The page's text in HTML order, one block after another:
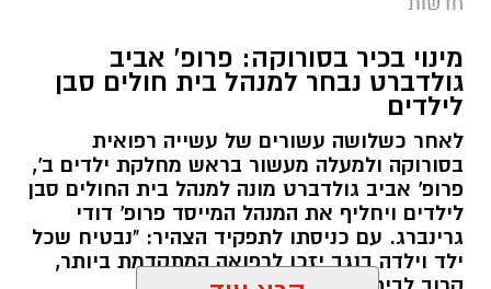
מינוי בכיר בסורוקה: פרופ' אביב
גולדברט נבחר למנהל בית חולים סבן
לילדים
לאחר כשלושה עשורים של עשייה רפואית
בסורוקה ולמעלה מעשור בראש מחלקת ילדים ב',
פרופ' אביב גולדברט מונה למנהל בית החולים סבן
לילדים ויחליף את המנהל המייסד פרופ' דודי
גרינברג. עם כניסתו לתפקיד הצהיר: "נבטיח שכל
ילד וילדה בנגב יזכו לרפואה המתקדמת ביותר,